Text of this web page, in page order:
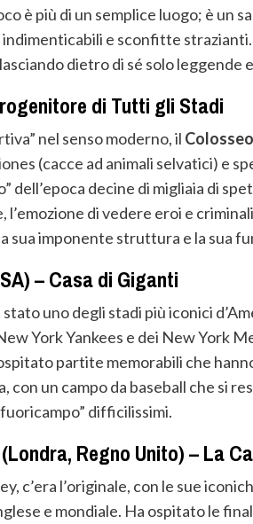
è più di un semplice luogo; è un
e sconfitte
dietro di sé solo leggende
di Tutti gli Stadi
nel senso moderno, il Colosseo
(cacce ad animali selvatici) e
dell’epoca decine di migliaia di
l’emozione di vedere eroi e
sua imponente struttura e la sua
– Casa di Giganti
stato uno degli stadi più iconici
York Yankees e dei New York
partite memorabili che
con un campo da baseball che si
difficilissimi.
Regno Unito) – La
c’era l’originale, con le sue
e mondiale. Ha ospitato le